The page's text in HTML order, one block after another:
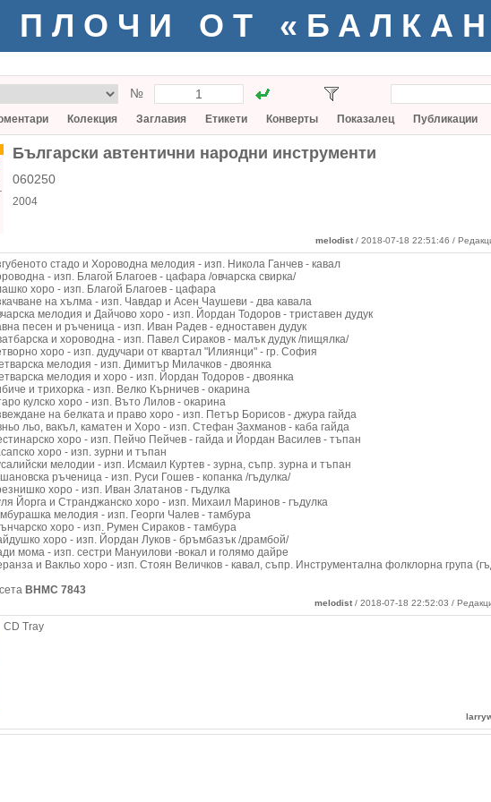
ПЛОЧИ ОТ
№
Колекция Заглавия Етикети Конверты Показалец Публикации
Български автентични народни инструменти
060250
2004
melodist / 2018-07-18 22:51:46 /
стадо и Хороводна мелодия - изп. Никола Ганчев - кавал
- изп. Благой Благоев - цафара /овчарска свирка/
хоро - изп. Благой Благоев - цафара
на хълма - изп. Чавдар и Асен Чаушеви - два кавала
мелодия и Дайчово хоро - изп. Йордан Тодоров - триставен дудук
песен и ръченица - изп. Иван Радев - едноставен дудук
и хороводна - изп. Павел Сираков - малък дудук /пищялка/
хоро - изп. дудучари от квартал "Илиянци" - гр. София
мелодия - изп. Димитър Милачков - двоянка
мелодия и хоро - изп. Йордан Тодоров - двоянка
и трихорка - изп. Велко Кърничев - окарина
кулско хоро - изп. Въто Лилов - окарина
на белката и право хоро - изп. Петър Борисов - джура гайда
льо, вакъл, каматен и Хоро - изп. Стефан Захманов - каба гайда
хоро - изп. Пейчо Пейчев - гайда и Йордан Василев - тъпан
хоро - изп. зурни и тъпан
мелодии - изп. Исмаил Куртев - зурна, съпр. зурна и тъпан
ръченица - изп. Руси Гошев - копанка /гъдулка/
хоро - изп. Иван Златанов - гъдулка
Йорга и Странджанско хоро - изп. Михаил Маринов - гъдулка
мелодия - изп. Георги Чалев - тамбура
хоро - изп. Румен Сираков - тамбура
хоро - изп. Йордан Луков - бръмбазък /драмбой/
мома - изп. сестри Мануилови -вокал и голямо дайре
и Вакльо хоро - изп. Стоян Величков - кавал, съпр. Инструментална фолклорна група
ВНМС 7843
melodist / 2018-07-18 22:52:03 /
CD Tray